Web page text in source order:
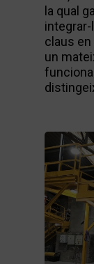
la qual
claus en
un